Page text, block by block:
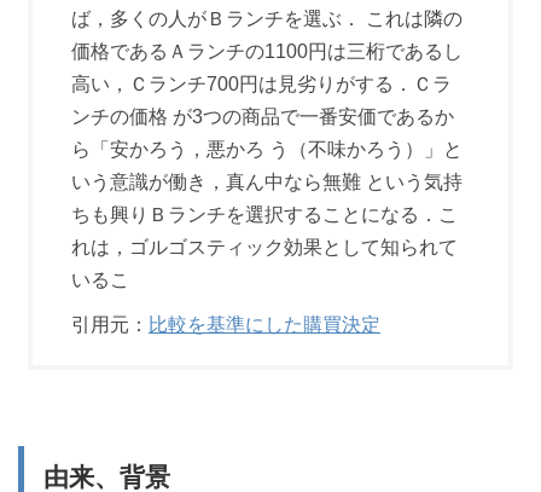
ば，多くの人がＢランチを選ぶ． これは隣の
価格であるＡランチの1100円は三桁であるし
高い，Ｃランチ700円は見劣りがする．Ｃラ
ンチの価格 が3つの商品で一番安価であるか
ら「安かろう，悪かろ う（不味かろう）」と
いう意識が働き，真ん中なら無難 という気持
ちも興りＢランチを選択することになる．こ
れは，ゴルゴスティック効果として知られて
いるこ
引用元： 比較を基準にした購買決定
由来、背景